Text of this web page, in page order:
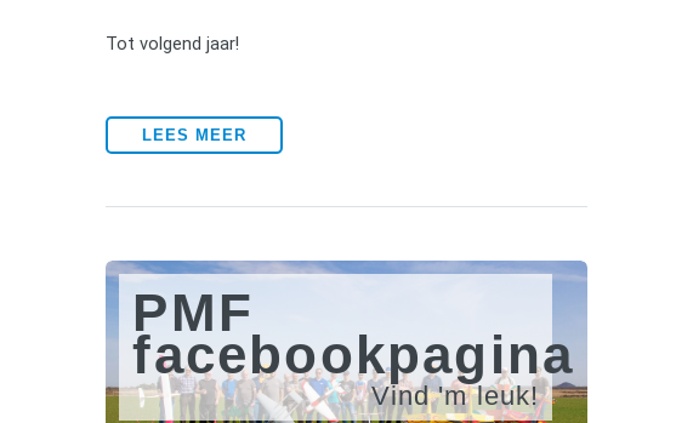
Tot volgend jaar!
LEES MEER
PMF
facebookpagina
Vind 'm leuk!